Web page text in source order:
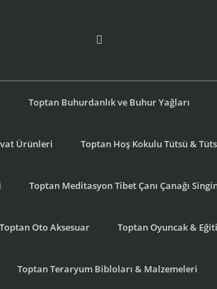
Toptan Buhurdanlık ve Buhur Yağları
Ürünleri Toptan Hoş Kokulu Tütsü &
Toptan Meditasyon Tibet Çanı Çanağı
Toptan Oto Aksesuar Toptan Oyuncak &
Toptan Teraryum Bibloları & Malzemeleri